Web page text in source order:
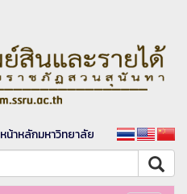
หน้าหลักมหาวิทยาลัย